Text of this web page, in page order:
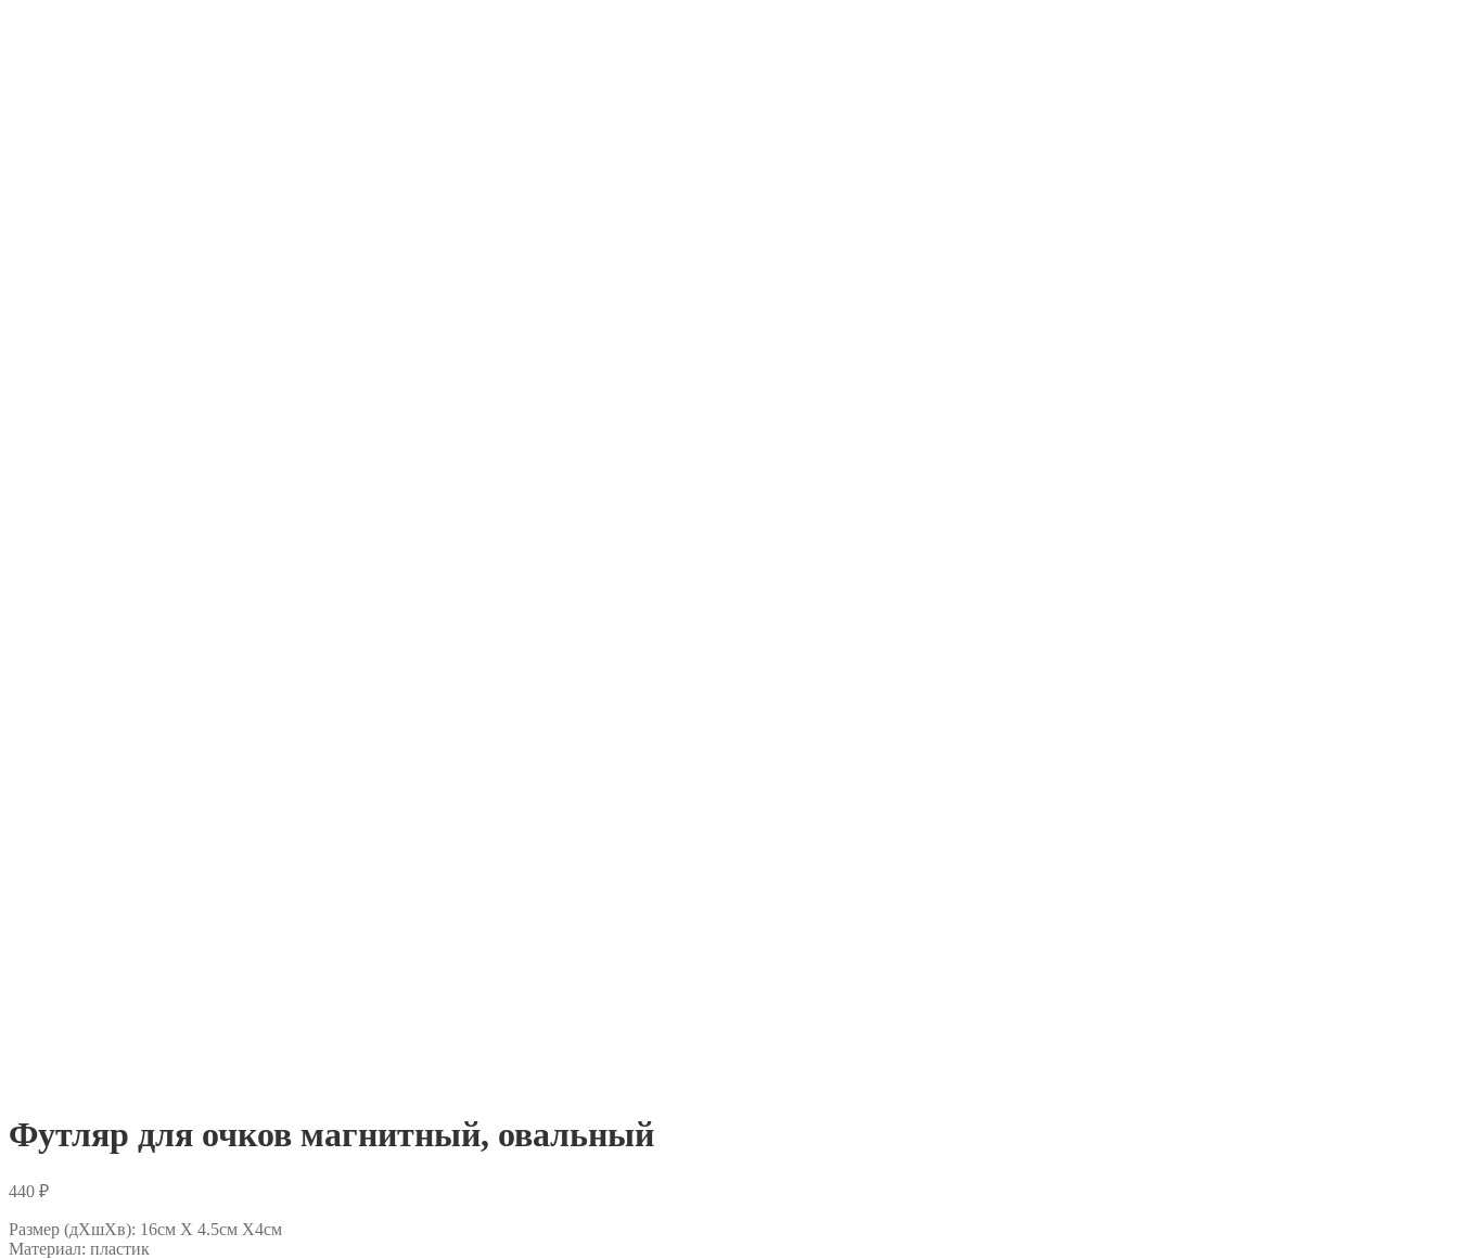
Футляр для очков магнитный, овальный
440 ₽
Размер (дХшХв): 16см Х 4.5см Х4см
Материал: пластик